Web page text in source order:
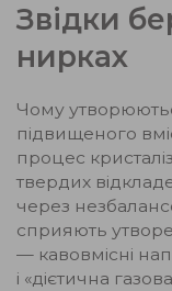
Звідки
нирках
Чому
підвищеного
процес
твердих
через
сприяють
— кавовмісні
і «дієтична